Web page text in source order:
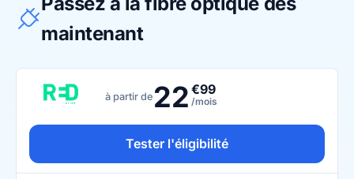
maintenant
à partir de 22 €99
/mois
Tester l'éligibilité